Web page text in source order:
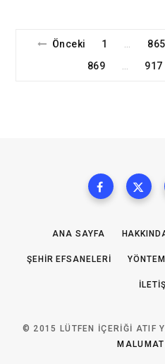
Önceki 1 865
869
917
ANA SAYFA
ŞEHIR EFSANELERI YÖNTEM
© 2015 LÜTFEN IÇERIĞI ATIF